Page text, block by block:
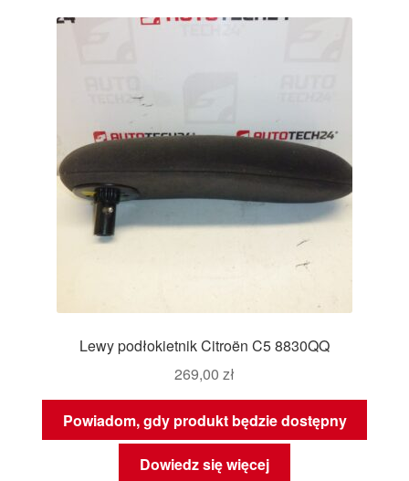
Lewy podłokietnik Citroën C5 8830QQ
269,00 zł
Powiadom, gdy produkt będzie dostępny
Dowiedz się więcej